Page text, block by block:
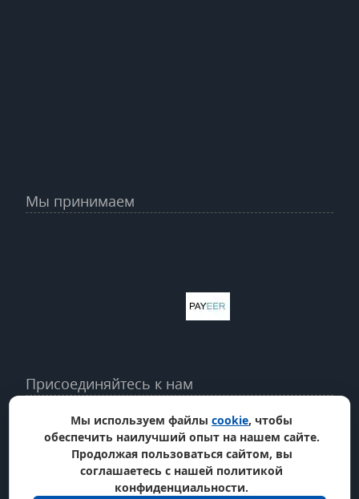
Мы принимаем
Присоединяйтесь к нам
Мы используем файлы cookie, чтобы
обеспечить наилучший опыт на нашем сайте.
Продолжая пользоваться сайтом, вы
соглашаетесь с нашей политикой
конфиденциальности.